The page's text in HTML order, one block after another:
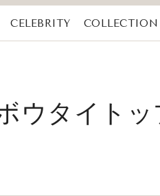
CELEBRITY
COLLECTION
ウタイト